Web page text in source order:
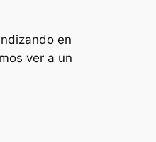
en
ver a un